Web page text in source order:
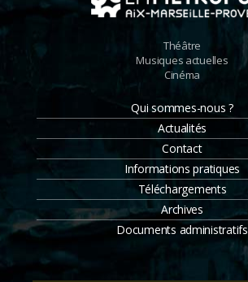
Théâtre
Musiques actuelles
Cinéma
Qui sommes-nous ?
Actualités
Contact
Informations pratiques
Téléchargements
Archives
Documents administratifs